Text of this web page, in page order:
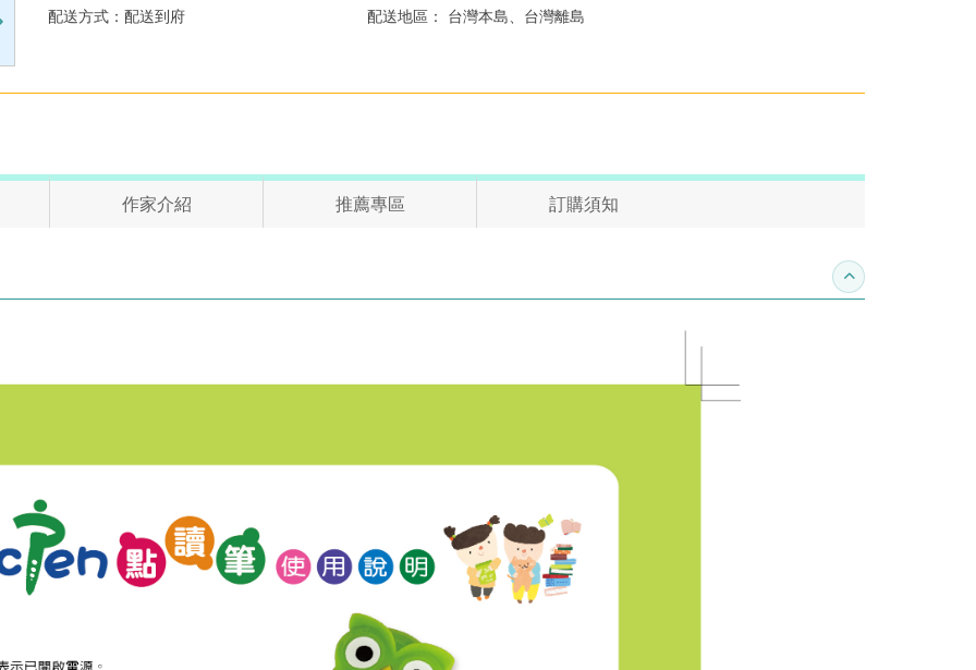
配送方式：配送到府 配送地區： 台灣本島、台灣離島
作家介紹 推薦專區 訂購須知
收合內容簡介